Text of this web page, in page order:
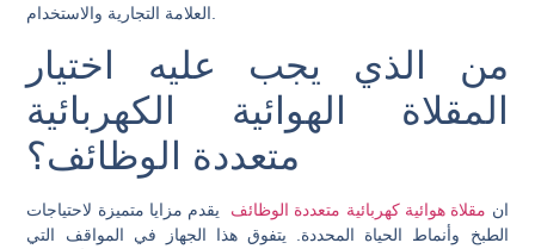
من الذي يجب عليه اختيار
المقلاة الهوائية الكهربائية
متعددة الوظائف؟
ان مقلاة هوائية كهربائية متعددة الوظائف
يقدم مزايا متميزة لاحتياجات
الطبخ وأنماط الحياة المحددة. يتفوق هذا الجهاز في المواقف التي